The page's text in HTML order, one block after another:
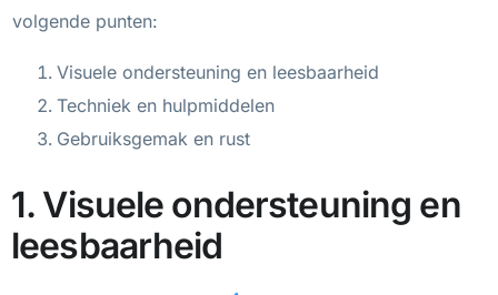
volgende punten:
Visuele ondersteuning en leesbaarheid
Techniek en hulpmiddelen
Gebruiksgemak en rust
1. Visuele ondersteuning en
leesbaarheid